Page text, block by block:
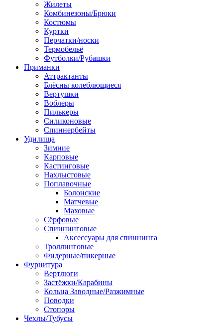
Жилеты
Комбинезоны/Брюки
Костюмы
Куртки
Перчатки/носки
Термобельё
Футболки/Рубашки
Приманки
Аттрактанты
Блёсны колеблющиеся
Вертушки
Воблеры
Пилькеры
Силиконовые
Спиннербейты
Удилища
Зимние
Карповые
Кастинговые
Нахлыстовые
Поплавочные
Болонские
Матчевые
Маховые
Сёрфовые
Спиннинговые
Аксессуары для спиннинга
Троллинговые
Фидерные/пикерные
Фурнитура
Вертлюги
Застёжки/Карабины
Кольца Заводные/Разжимные
Поводки
Стопоры
Чехлы/Тубусы